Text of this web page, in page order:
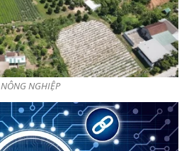
NÔNG NGHIỆP